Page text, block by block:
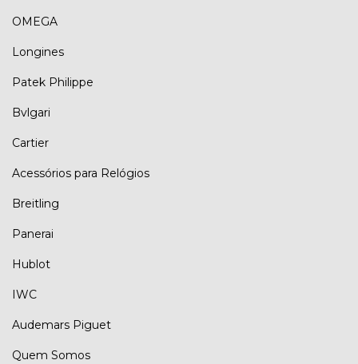
OMEGA
Longines
Patek Philippe
Bvlgari
Cartier
Acessórios para Relógios
Breitling
Panerai
Hublot
IWC
Audemars Piguet
Quem Somos